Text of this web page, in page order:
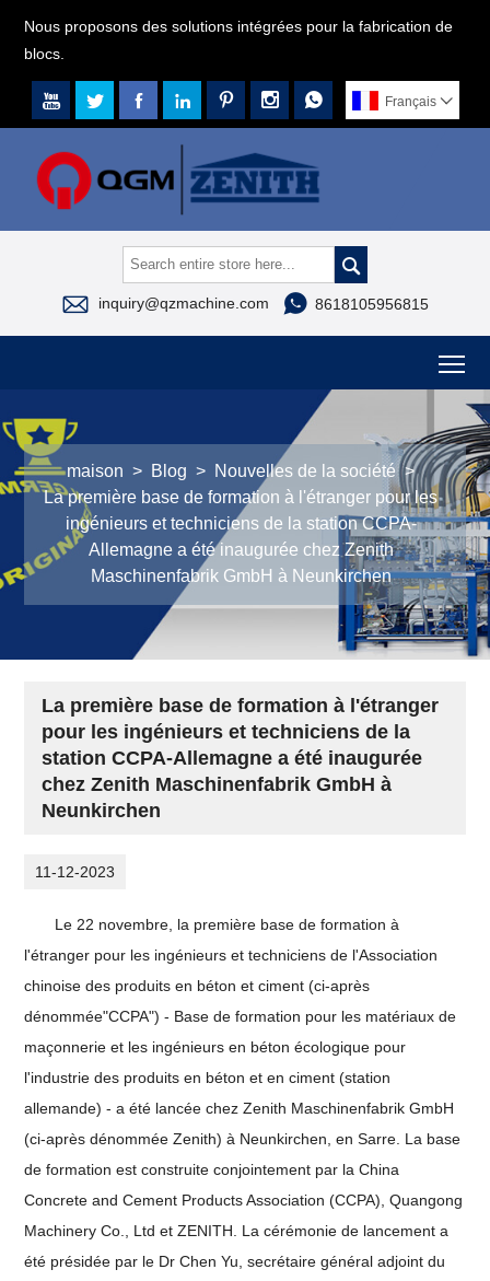
Nous proposons des solutions intégrées pour la fabrication de
blocs.
       Français 

 inquiry@qzmachine.com  8618105956815
maison > Blog > Nouvelles de la société >
La première base de formation à l'étranger pour les
ingénieurs et techniciens de la station CCPA-
Allemagne a été inaugurée chez Zenith
Maschinenfabrik GmbH à Neunkirchen
La première base de formation à l'étranger
pour les ingénieurs et techniciens de la
station CCPA-Allemagne a été inaugurée
chez Zenith Maschinenfabrik GmbH à
Neunkirchen
11-12-2023
Le 22 novembre, la première base de formation à
l'étranger pour les ingénieurs et techniciens de l'Association
chinoise des produits en béton et ciment (ci-après
dénommée"CCPA") - Base de formation pour les matériaux de
maçonnerie et les ingénieurs en béton écologique pour
l'industrie des produits en béton et en ciment (station
allemande) - a été lancée chez Zenith Maschinenfabrik GmbH
(ci-après dénommée Zenith) à Neunkirchen, en Sarre. La base
de formation est construite conjointement par la China
Concrete and Cement Products Association (CCPA), Quangong
Machinery Co., Ltd et ZENITH. La cérémonie de lancement a
été présidée par le Dr Chen Yu, secrétaire général adjoint du